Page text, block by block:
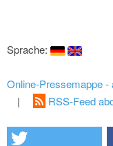
Sprache:
Online-Pressemappe -
|
RSS-Feed